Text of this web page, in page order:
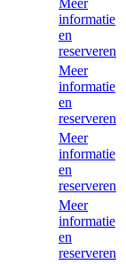
Meer
informatie
en
reserveren
Meer
informatie
en
reserveren
Meer
informatie
en
reserveren
Meer
informatie
en
reserveren